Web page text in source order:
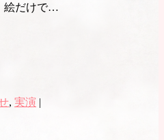
絵だけで…
, 実演 |